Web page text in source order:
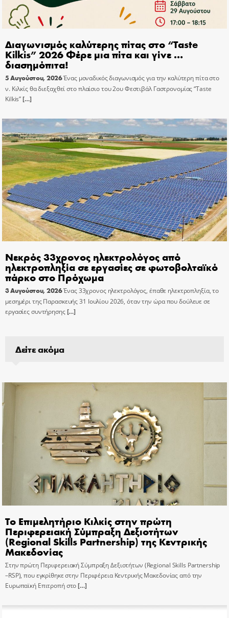
Διαγωνισμός καλύτερης πίτας στο “Taste
Kilkis” 2026 Φέρε μια πίτα και γίνε …
διασημόπιτα!
5 Αυγούστου, 2026Ένας μοναδικός διαγωνισμός για την καλύτερη πίτα στο
ν. Κιλκίς θα διεξαχθεί στο πλαίσιο του 2ου Φεστιβάλ Γαστρονομίας “Taste
Kilkis”[…]
Νεκρός 33χρονος ηλεκτρολόγος από
ηλεκτροπληξία σε εργασίες σε φωτοβολταϊκό
πάρκο στο Πρόχωμα
3 Αυγούστου, 2026Ένας 33χρονος ηλεκτρολόγος, έπαθε ηλεκτροπληξία, το
μεσημέρι της Παρασκευής 31 Ιουλίου 2026, όταν την ώρα που δούλευε σε
εργασίες συντήρησης[…]
Δείτε ακόμα
Το Επιμελητήριο Κιλκίς στην πρώτη
Περιφερειακή Σύμπραξη Δεξιοτήτων
(Regional Skills Partnership) της Κεντρικής
Μακεδονίας
Στην πρώτη Περιφερειακή Σύμπραξη Δεξιοτήτων (Regional Skills Partnership
–RSP), που εγκρίθηκε στην Περιφέρεια Κεντρικής Μακεδονίας από την
Ευρωπαϊκή Επιτροπή στο[…]